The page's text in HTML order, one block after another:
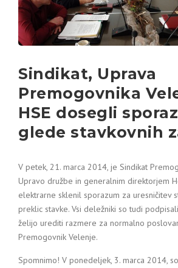
Sindikat, Uprava
Premogovnika
HSE dosegli
glede stavkovnih
V petek, 21. marca 2014, je Sindikat
Upravo družbe in generalnim direktorjem
elektrarne sklenil sporazum za uresničitev
preklic stavke. Vsi deležniki so tudi
želijo urediti razmere za normalno
Premogovnik Velenje.
Spomnimo! V ponedeljek, 3. marca 2014,